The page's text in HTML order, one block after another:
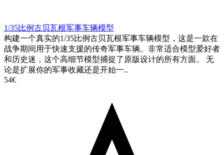
1/35比例古贝瓦根军事车辆模型
构建一个真实的1/35比例古贝瓦根军事车辆模型，这是一款在
战争期间用于快速支援的传奇军事车辆。非常适合模型爱好者
和历史迷，这个高细节模型捕捉了原版设计的所有方面。 无
论是扩展你的军事收藏还是开始一..
54€